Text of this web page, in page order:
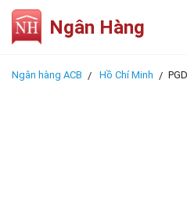
Ngân Hàng
Ngân hàng ACB Hồ Chí Minh